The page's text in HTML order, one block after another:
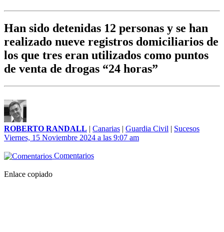
Han sido detenidas 12 personas y se han
realizado nueve registros domiciliarios de
los que tres eran utilizados como puntos
de venta de drogas “24 horas”
ROBERTO RANDALL | Canarias | Guardia Civil | Sucesos
Viernes, 15 Noviembre 2024 a las 9:07 am
Comentarios
Enlace copiado